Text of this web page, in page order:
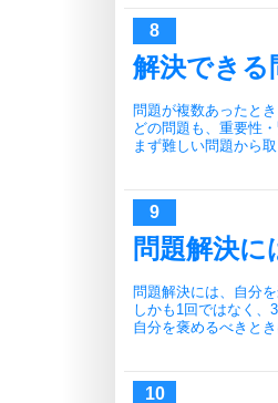
解決できる
問題が複数あったと
どの問題も、重要性
まず難しい問題から
問題解決に
問題解決には、自分
しかも1回ではなく、
自分を褒めるべきと